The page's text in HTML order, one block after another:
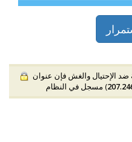
) مسجل في النظام